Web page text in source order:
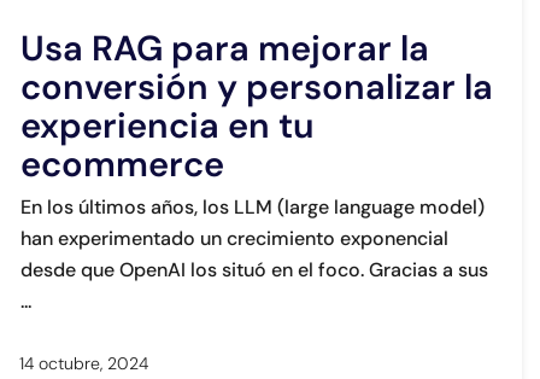
Usa RAG para mejorar la
conversión y personalizar la
experiencia en tu
ecommerce
En los últimos años, los LLM (large language model)
han experimentado un crecimiento exponencial
desde que OpenAI los situó en el foco. Gracias a sus
14 octubre, 2024